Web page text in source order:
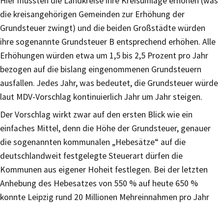
die kreisangehörigen Gemeinden zur Erhöhung der
Grundsteuer zwingt) und die beiden Großstädte würden
ihre sogenannte Grundsteuer B entsprechend erhöhen. Alle
Erhöhungen würden etwa um 1,5 bis 2,5 Prozent pro Jahr
bezogen auf die bislang eingenommenen Grundsteuern
ausfallen. Jedes Jahr, was bedeutet, die Grundsteuer würde
laut MDV-Vorschlag kontinuierlich Jahr um Jahr steigen.
Der Vorschlag wirkt zwar auf den ersten Blick wie ein
einfaches Mittel, denn die Höhe der Grundsteuer, genauer
die sogenannten kommunalen „Hebesätze“ auf die
deutschlandweit festgelegte Steuerart dürfen die
Kommunen aus eigener Hoheit festlegen. Bei der letzten
Anhebung des Hebesatzes von 550 % auf heute 650 %
konnte Leipzig rund 20 Millionen Mehreinnahmen pro Jahr